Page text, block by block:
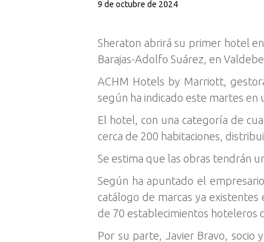
9 de octubre de 2024
Sheraton abrirá su primer hotel
Barajas-Adolfo Suárez, en
ACHM Hotels by Marriott,
según ha indicado este martes en
El hotel, con una categoría de
cerca de 200 habitaciones,
Se estima que las obras tendrán
Según ha apuntado el
catálogo de marcas ya
de 70 establecimientos hoteleros
Por su parte, Javier Bravo,